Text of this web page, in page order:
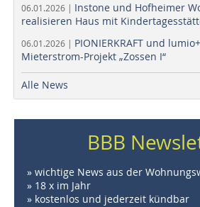
06.01.2026 | Instone und Hofheimer
realisieren Haus mit
06.01.2026 | PIONIERKRAFT und
Mieterstrom-Projekt „Zossen I“
Alle News
BBB
» wichtige News aus der
» 18 x im Jahr
» kostenlos und jederzeit kündbar